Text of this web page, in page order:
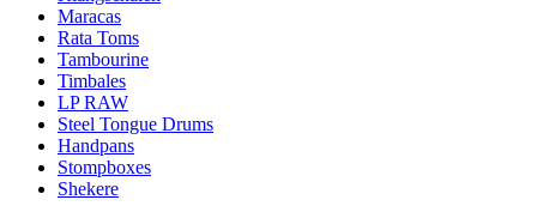
Maracas
Rata Toms
Tambourine
Timbales
LP RAW
Steel Tongue Drums
Handpans
Stompboxes
Shekere